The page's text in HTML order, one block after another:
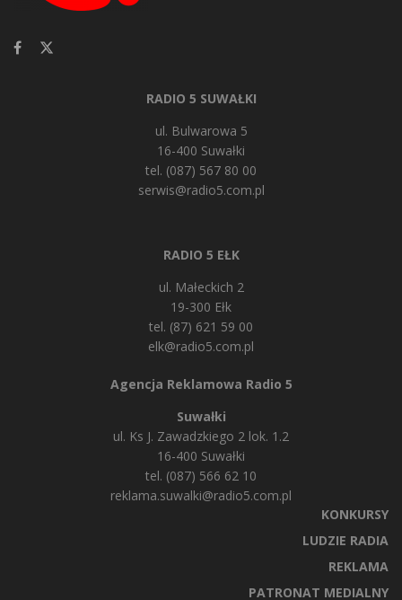
RADIO 5 SUWAŁKI
ul. Bulwarowa 5
16-400 Suwałki
tel. (087) 567 80 00
serwis@radio5.com.pl
RADIO 5 EŁK
ul. Małeckich 2
19-300 Ełk
tel. (87) 621 59 00
elk@radio5.com.pl
Agencja Reklamowa Radio 5
Suwałki
ul. Ks J. Zawadzkiego 2 lok. 1.2
16-400 Suwałki
tel. (087) 566 62 10
reklama.suwalki@radio5.com.pl
KONKURSY
LUDZIE RADIA
REKLAMA
PATRONAT MEDIALNY